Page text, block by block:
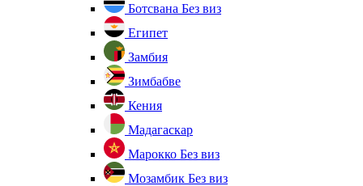
Ботсвана Без виз
Египет
Замбия
Зимбабве
Кения
Мадагаскар
Марокко Без виз
Мозамбик Без виз